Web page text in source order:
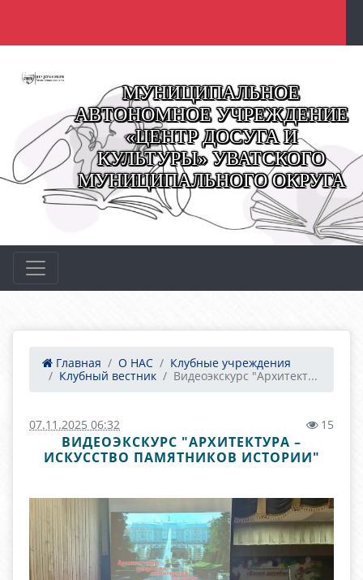
МУНИЦИПАЛЬНОЕ
АВТОНОМНОЕ УЧРЕЖДЕНИЕ
«ЦЕНТР ДОСУГА И
КУЛЬТУРЫ» УВАТСКОГО
МУНИЦИПАЛЬНОГО ОКРУГА
Главная О НАС
Клубные учреждения
Клубный вестник
Видеоэкскурс "Архитект...
07.11.2025 06:32 15
ВИДЕОЭКСКУРС "АРХИТЕКТУРА –
ИСКУССТВО ПАМЯТНИКОВ ИСТОРИИ"